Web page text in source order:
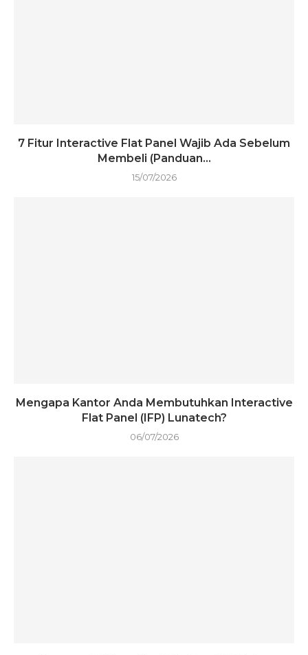
7 Fitur Interactive Flat Panel Wajib Ada Sebelum
Membeli (Panduan...
15/07/2026
Mengapa Kantor Anda Membutuhkan Interactive
Flat Panel (IFP) Lunatech?
06/07/2026